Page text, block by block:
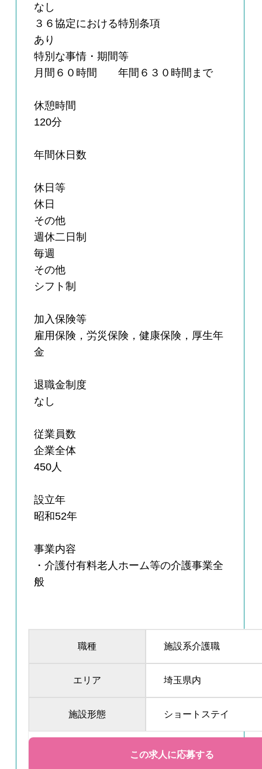
なし
３６協定における特別条項
あり
特別な事情・期間等
月間６０時間 年間６３０時間まで
休憩時間
120分
年間休日数
休日等
休日
その他
週休二日制
毎週
その他
シフト制
加入保険等
雇用保険，労災保険，健康保険，厚生年
金
退職金制度
なし
従業員数
企業全体
450人
設立年
昭和52年
事業内容
・介護付有料老人ホーム等の介護事業全
般
職種 施設系介護職
エリア 埼玉県内
施設形態 ショートステイ